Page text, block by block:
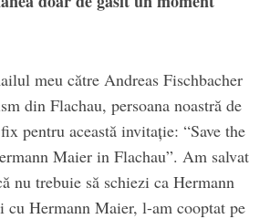
meu către Andreas Fischbacher
din Flachau, persoana noastră de
pentru această invitaţie: “Save the
Maier in Flachau”. Am salvat
nu trebuie să schiezi ca Hermann
cu Hermann Maier, l-am cooptat pe